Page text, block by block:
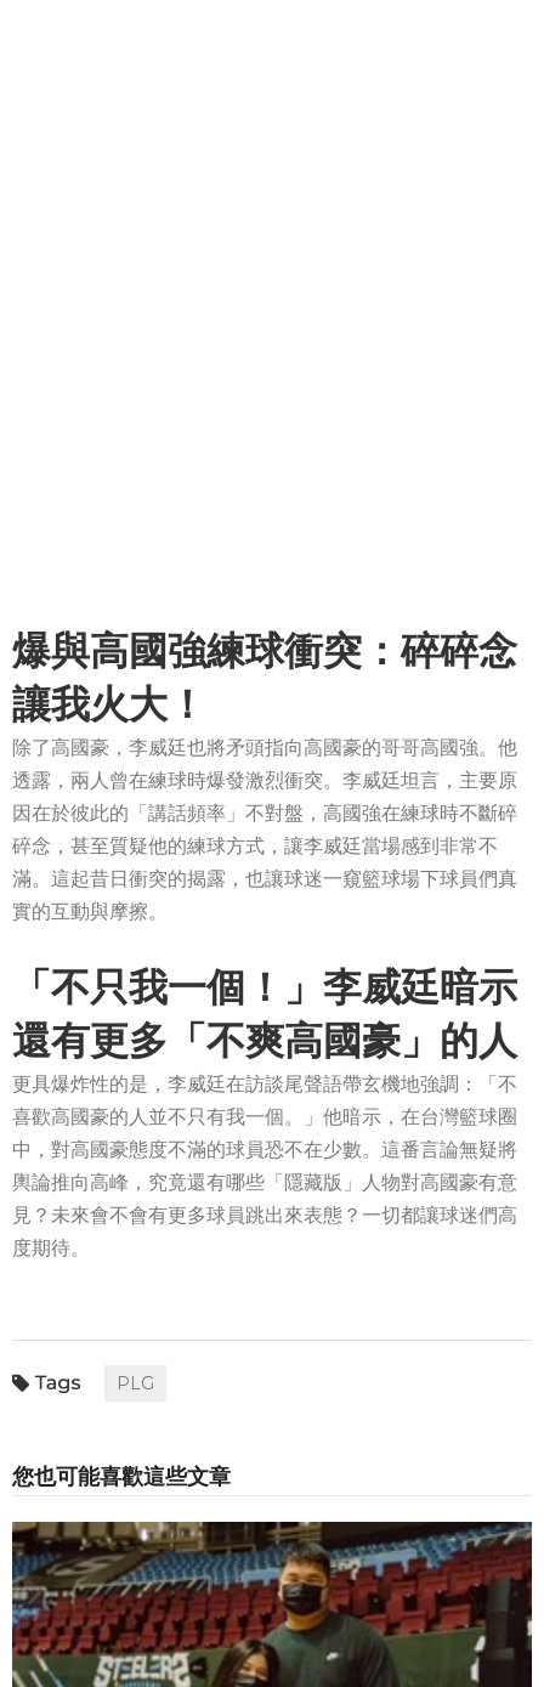
爆與高國強練球衝突：碎碎念
讓我火大！
除了高國豪，李威廷也將矛頭指向高國豪的哥哥高國強。他
透露，兩人曾在練球時爆發激烈衝突。李威廷坦言，主要原
因在於彼此的「講話頻率」不對盤，高國強在練球時不斷碎
碎念，甚至質疑他的練球方式，讓李威廷當場感到非常不
滿。這起昔日衝突的揭露，也讓球迷一窺籃球場下球員們真
實的互動與摩擦。
「不只我一個！」李威廷暗示
還有更多「不爽高國豪」的人
更具爆炸性的是，李威廷在訪談尾聲語帶玄機地強調：「不
喜歡高國豪的人並不只有我一個。」他暗示，在台灣籃球圈
中，對高國豪態度不滿的球員恐不在少數。這番言論無疑將
輿論推向高峰，究竟還有哪些「隱藏版」人物對高國豪有意
見？未來會不會有更多球員跳出來表態？一切都讓球迷們高
度期待。
PLG
您也可能喜歡這些文章